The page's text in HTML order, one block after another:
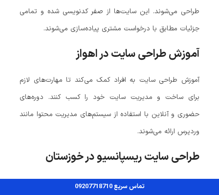
طراحی می‌شوند. این سایت‌ها از صفر کدنویسی شده و تمامی
جزئیات مطابق با درخواست مشتری پیاده‌سازی می‌شوند.
آموزش طراحی سایت در اهواز
آموزش طراحی سایت به افراد کمک می‌کند تا مهارت‌های لازم
برای ساخت و مدیریت سایت خود را کسب کنند. دوره‌های
حضوری و آنلاین با استفاده از سیستم‌های مدیریت محتوا مانند
وردپرس ارائه می‌شوند.
طراحی سایت ریسپانسیو در خوزستان
سایت ریسپانسیو در تمامی دستگاه‌ها (موبایل، تبلت، دسکتاپ)
تماس سریع 09207718710